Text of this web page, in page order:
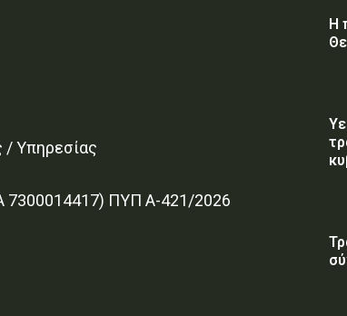
Υπηρεσίας
ΠΥΠ Α-421/2026
Η